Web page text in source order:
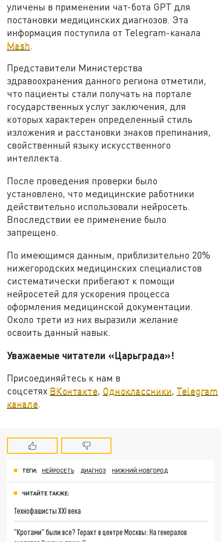
уличены в применении чат-бота GPT для
постановки медицинских диагнозов. Эта
информация поступила от Telegram-канала
Mash.
Представители Министерства
здравоохранения данного региона отметили,
что пациенты стали получать на портале
государственных услуг заключения, для
которых характерен определенный стиль
изложения и расстановки знаков препинания,
свойственный языку искусственного
интеллекта.
После проведения проверки было
установлено, что медицинские работники
действительно использовали нейросеть.
Впоследствии ее применение было
запрещено.
По имеющимся данным, приблизительно 20%
нижегородских медицинских специалистов
систематически прибегают к помощи
нейросетей для ускорения процесса
оформления медицинской документации.
Около трети из них выразили желание
освоить данный навык.
Уважаемые читатели «Царьграда»!
Присоединяйтесь к нам в
соцсетях ВКонтакте, Одноклассники, Telegram
канале.
ТЕГИ: НЕЙРОСЕТЬ ДИАГНОЗ НИЖНИЙ НОВГОРОД
ЧИТАЙТЕ ТАКЖЕ:
Технофашисты XXI века
"Кротами" были все? Теракт в центре Москвы: На генералов